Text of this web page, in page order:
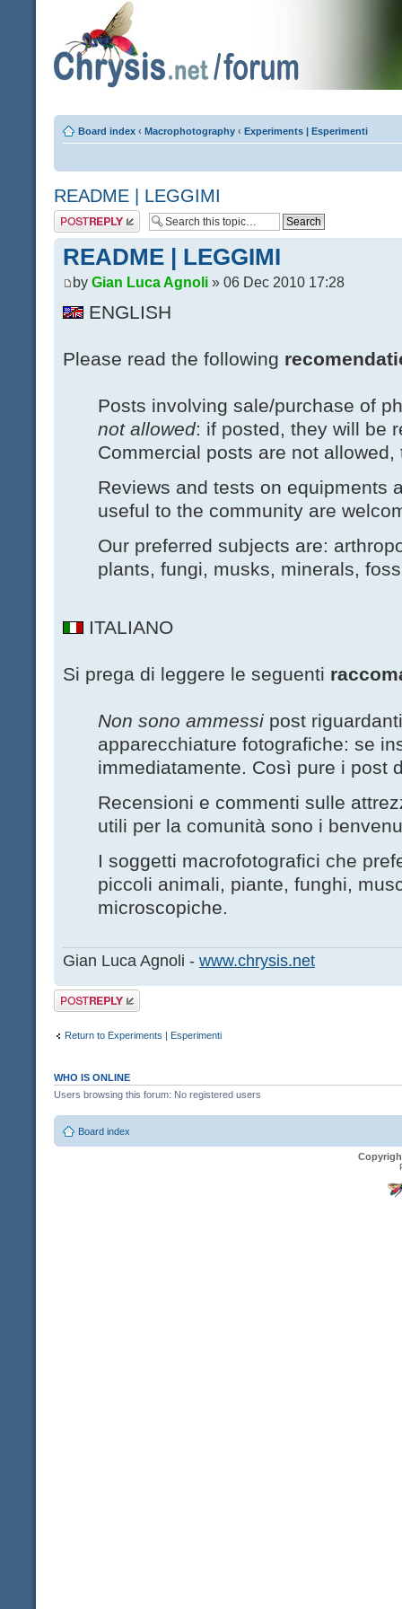
Board index ‹ Macrophotography ‹ Experiments | Esperimenti
README | LEGGIMI
Post a reply
README | LEGGIMI
by Gian Luca Agnoli » 06 Dec 2010 17:28
ENGLISH
Please read the following
Posts involving sale/purchase of
not allowed: if posted, they will be
Commercial posts are not allowed,
Reviews and tests on equipments
useful to the community are
Our preferred subjects are:
plants, fungi, musks, minerals,
ITALIANO
Si prega di leggere le seguenti
Non sono ammessi post
apparecchiature fotografiche: se
immediatamente. Così pure i post
Recensioni e commenti sulle
utili per la comunità sono i
I soggetti macrofotografici che
piccoli animali, piante, funghi,
microscopiche.
Gian Luca Agnoli - www.chrysis.net
Post a reply
Return to Experiments | Esperimenti
WHO IS ONLINE
Users browsing this forum: No registered users
Board index